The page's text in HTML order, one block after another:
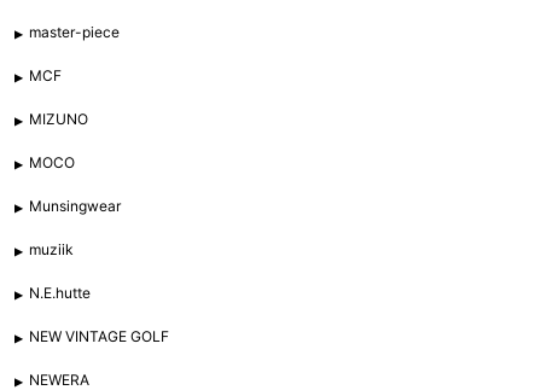
master-piece
MCF
MIZUNO
MOCO
Munsingwear
muziik
N.E.hutte
NEW VINTAGE GOLF
NEWERA